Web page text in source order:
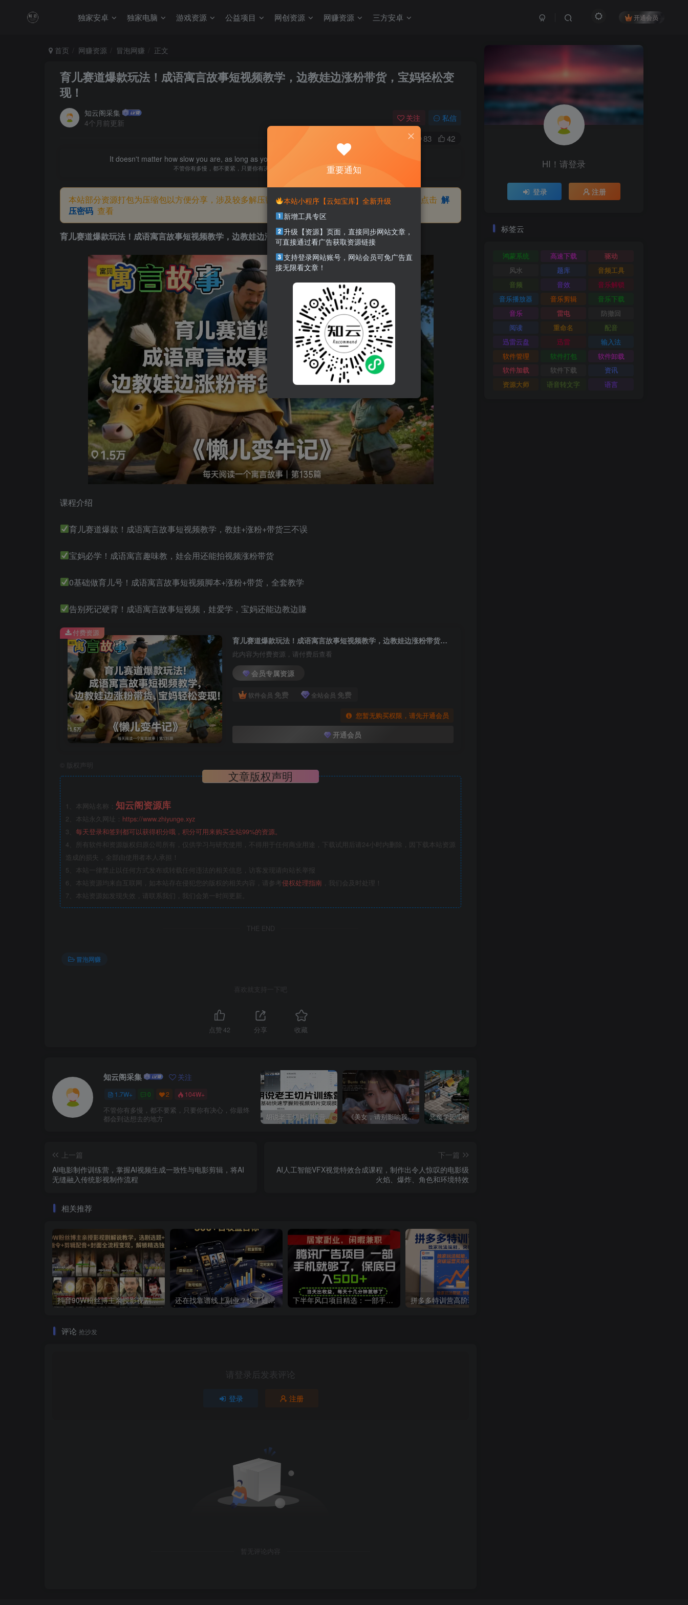
独家安卓 独家电脑 游戏资源 公益项目 网创资源 网赚资源 三方安卓 开通会员
首页 网赚资源 冒泡网赚 正文
育儿赛道爆款玩法！成语寓言故事短视频教学，边教娃边涨粉带货，宝妈轻松变
现！
知云阁采集
4个月前更新
关注 私信
83 42
It doesn't matter how slow you are, as long as you're determined to get there, you'll get there.
不管你有多慢，都不要紧，只要你有决心，你最终都会到达想去的地方
本站部分资源打包为压缩包以方便分享，涉及较多解压密码，如果你下载的资源需要解压密码，请点击 解
压密码 查看
育儿赛道爆款玩法！成语寓言故事短视频教学，边教娃边涨粉带货，宝妈轻松变现！
课程介绍
育儿赛道爆款！成语寓言故事短视频教学，教娃+涨粉+带货三不误
宝妈必学！成语寓言趣味教，娃会用还能拍视频涨粉带货
0基础做育儿号！成语寓言故事短视频脚本+涨粉+带货，全套教学
告别死记硬背！成语寓言故事短视频，娃爱学，宝妈还能边教边賺
育儿赛道爆款玩法！成语寓言故事短视频教学，边教娃边涨粉带货，宝妈轻松变现！
此内容为付费资源，请付费后查看
会员专属资源
软件会员 免费 全站会员 免费
您暂无购买权限，请先开通会员
开通会员
付费资源
版权声明
文章版权声明
1、本网站名称： 知云阁资源库
2、本站永久网址： https://www.zhiyunge.xyz
3、 每天登录和签到都可以获得积分哦，积分可用来购买全站99%的资源。
4、所有软件和资源版权归原公司所有，仅供学习与研究使用，不得用于任何商业用途，下载试用后请24小时内删除，因下载本站资源
造成的损失，全部由使用者本人承担！
5、本站一律禁止以任何方式发布或转载任何违法的相关信息，访客发现请向站长举报
6、本站资源均来自互联网，如本站存在侵犯您的版权的相关内容，请参考侵权处理指南 ，我们会及时处理！
7、本站资源如发现失效，请联系我们，我们会第一时间更新。
THE END
冒泡网赚
喜欢就支持一下吧
点赞42 分享 收藏
知云阁采集 关注
1.7W+ 0 2 104W+
不管你有多慢，都不要紧，只要你有决心，你最终
都会到达想去的地方
胡说老王切片训练营，零基础快速掌握短视频切片变现技巧 《美女，请别影响我成仙全球版》中文版
上一篇
AI电影制作训练营，掌握AI视频生成一致性与电影剪辑，将AI
无缝融入传统影视制作流程
下一篇
AI人工智能VFX视觉特效合成课程，制作出令人惊叹的电影级
火焰、爆炸、角色和环境特效
相关推荐
抖音90W粉丝博主亲授影视剧解说教学，选剧选题+文案模板+AI指令+剪辑配音+封面全流程变现，解锁精选独家收益 还在找靠谱线上副业？快手短剧项目，全程自动发布内容，不用熬夜做视频，轻松日入500+【揭秘】 下半年风口项目精选：一部手机，保底日入500+，做就有收益，长期稳定！【揭秘】
评论 抢沙发
请登录后发表评论
登录 注册
暂无评论内容
HI！请登录
登录 注册
标签云
鸿蒙系统 高速下载
驱动
风水
题库
音频工具
音频
音效
音乐解锁
音乐播放器
音乐剪辑
音乐下载
音乐
雷电
防撤回
阅读
重命名
配音
迅雷云盘
迅雷
输入法
软件管理
软件打包
软件卸载
软件加载
软件下载
资讯
资源大师
语音转文字 语言
重要通知
本站小程序【云知宝库】全新升级
新增工具专区
升级【资源】页面，直接同步网站文章，
可直接通过看广告获取资源链接
支持登录网站账号，网站会员可免广告直
接无限看文章！